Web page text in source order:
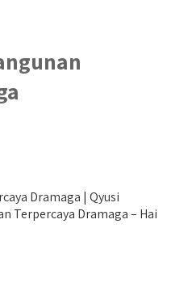
Dramaga | Qyusi
Terpercaya Dramaga – Hai